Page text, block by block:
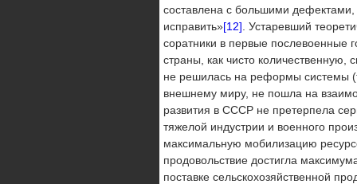
составлена с большими
исправить»[12] . Уста­ревший
соратники в первые
страны, как чисто количественную,
не реши­лась на реформы системы
внешнему миру, не пошла на
развития в СССР не претерпела
тяжелой ин­дустрии и военного
максимальную мобилизацию
продовольствие достигла
поставке сельскохозяй­ственной